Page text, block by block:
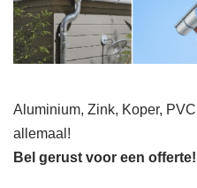
Aluminium, Zink, Koper,
allemaal!
Bel gerust voor een offerte!